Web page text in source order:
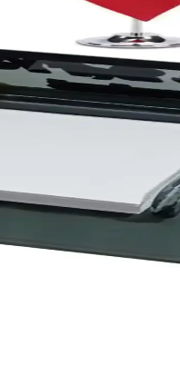
makinede yıkanabilir ve
İçin Şık ve
şıklık katarken
Planlama Kolaylığı
şık ve fonksiyonel
ve Kullanım
kaliteli malzemeleri ve
Masa Düzeni
düzeninizi estetik ve